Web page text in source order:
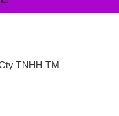
TNHH TM